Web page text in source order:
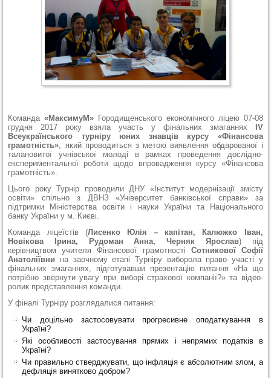
Команда«МаксимуМ» Городищенського економічного ліцею 07-08
грудня 2017 року взяла участь у фінальних змаганнях
ІV
Всеукраїнського турніру юних знавців курсу «Фінансова
грамотність», який проводиться з метою виявлення обдарованої і
талановитої учнівської молоді в рамках проведення дослідно-
експериментальної роботи щодо впровадження курсу «Фінансова
грамотність».
Цього року Турнір проводили ДНУ «Інститут модернізації змісту
освіти» спільно з ДВНЗ «Університет банківської справи» за
підтримки Міністерства освіти і науки України та Національного
банку України у м. Києві.
Команда ліцеїстів (Лисенко Юлія – капітан, Калюжко Іван,
Новікова Ірина, Рудоман Анна, Черняк Ярослав) під
керівництвом учителя Фінансової грамотності Сотникової Софії
Анатоліївни на заочному етапі Турніру виборола право участі у
фінальних змаганнях, підготувавши презентацію питання «На що
потрібно звернути увагу при виборі страхової компанії?» та відео-
ролик представлення команди.
У фіналі Турніру розглядалися питання:
Чи доцільно застосовувати прогресивне оподаткування в
Україні?
Які особливості застосування прямих і непрямих податків в
Україні?
Чи правильно стверджувати, що інфляція є абсолютним злом, а
дефляція винятково добром?